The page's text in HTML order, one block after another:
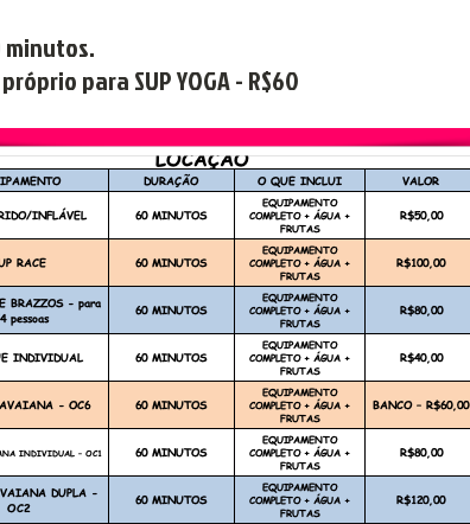
minutos.
para SUP YOGA - R$60